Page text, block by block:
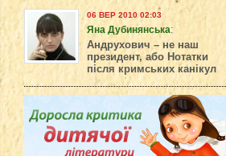
06 ВЕР 2010 02:03
Яна Дубинянська:
Андрухович – не наш
президент, або Нотатки
після кримських канікул